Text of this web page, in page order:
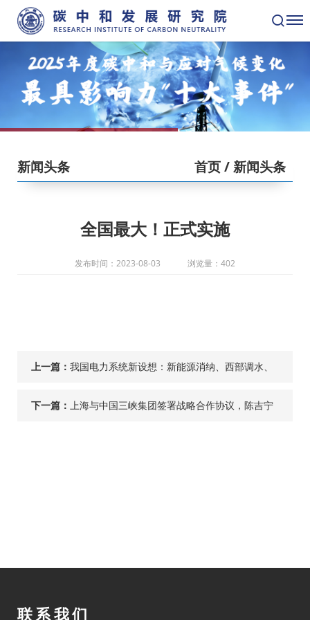
新闻头条 首页/ 新闻头条
全国最大！正式实施
发布时间：2023-08-03 浏览量：402
上一篇： 我国电力系统新设想：新能源消纳、西部调水、
储能可以一体化？
下一篇： 上海与中国三峡集团签署战略合作协议，陈吉宁
联系我们